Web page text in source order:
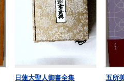
日蓮大聖人御書全集 五所